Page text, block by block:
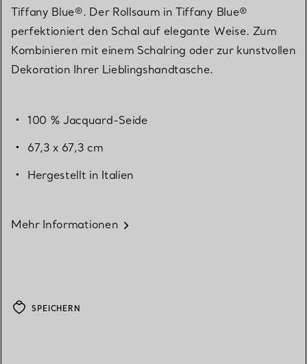
Tiffany Blue®. Der Rollsaum in Tiffany Blue®
perfektioniert den Schal auf elegante Weise. Zum
Kombinieren mit einem Schalring oder zur kunstvollen
Dekoration Ihrer Lieblingshandtasche.
100 % Jacquard-Seide
67,3 x 67,3 cm
Hergestellt in Italien
Mehr Informationen
SPEICHERN